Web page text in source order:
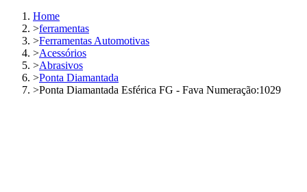
Home
>ferramentas
>Ferramentas Automotivas
>Acessórios
>Abrasivos
>Ponta Diamantada
>Ponta Diamantada Esférica FG - Fava Numeração:1029